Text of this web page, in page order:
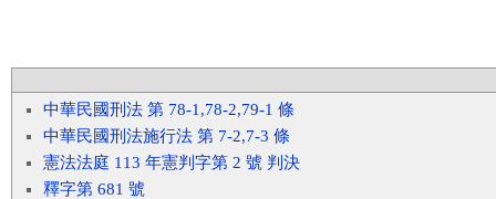
中華民國刑法 第 78-1,78-2,79-1 條
中華民國刑法施行法 第 7-2,7-3 條
憲法法庭 113 年憲判字第 2 號 判決
釋字第 681 號